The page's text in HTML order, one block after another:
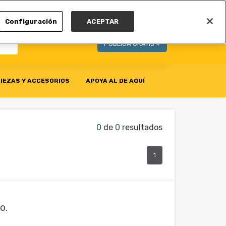
PUBLICA GRATIS +
Y ACCESORIOS APOYA AL DE AQUÍ
0 de 0 resultados
1
Configuración ACEPTAR